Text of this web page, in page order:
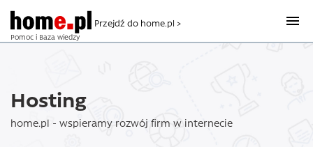
Pomoc i Baza wiedzy
Przejdź do home.pl >
Hosting
home.pl - wspieramy rozwój firm w internecie